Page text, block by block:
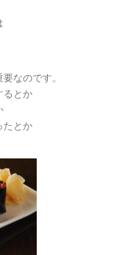
なのです。
るとか
たとか